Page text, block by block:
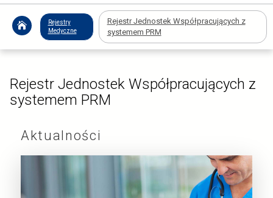
systemem
PRM
-
ezdrowie.gov.pl
Rejestry
Medyczne
Rejestr Jednostek Współpracujących z
systemem PRM
Rejestr Jednostek Współpracujących z
systemem PRM
Aktualności